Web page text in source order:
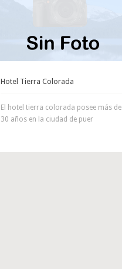
Hotel Tierra Colorada
El hotel tierra colorada posee más de
30 años en la ciudad de puer